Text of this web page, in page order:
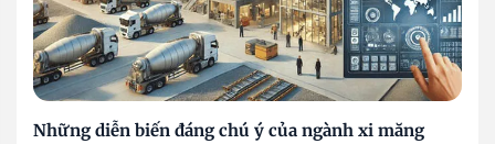
Những diễn biến đáng chú ý của ngành xi măng